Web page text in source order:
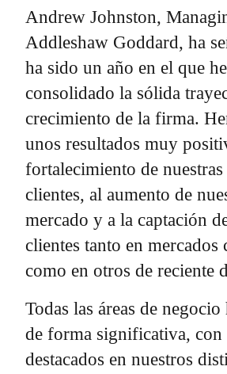
Andrew Johnston,
Addleshaw Goddard, ha
ha sido un año en el que
consolidado la sólida
crecimiento de la firma.
unos resultados muy
fortalecimiento de
clientes, al aumento de
mercado y a la captación
clientes tanto en mercados
como en otros de reciente
Todas las áreas de
de forma significativa, con
destacados en nuestros